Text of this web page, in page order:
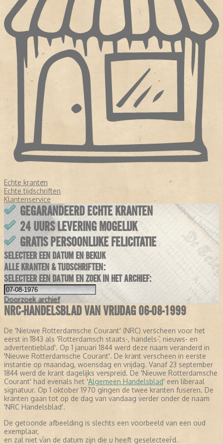
Echte kranten
Echte tijdschriften
Klantenservice
GEGARANDEERD ECHTE KRANTEN
24 UURS LEVERING MOGELIJK
GRATIS PERSOONLIJKE FELICITATIE
SELECTEER EEN DATUM EN BEKIJK
ALLE KRANTEN & TIJDSCHRIFTEN:
SELECTEER EEN DATUM EN ZOEK IN HET ARCHIEF:
Doorzoek archief
NRC-HANDELSBLAD VAN VRIJDAG 06-08-1999
De 'Nieuwe Rotterdamsche Courant' (NRC) verscheen voor het
eerst in 1843 als 'Rotterdamsch staats-, handels-, nieuws- en
advertentieblad'. Op 1 januari 1844 werd deze naam veranderd in
'Nieuwe Rotterdamsche Courant'. De krant verscheen in eerste
instantie op maandag, woensdag en vrijdag. Vanaf 23 september
1844 werd de krant dagelijks verspreid. De 'Nieuwe Rotterdamsche
Courant' had evenals het 'Algemeen Handelsblad' een liberaal
signatuur. Op 1 oktober 1970 gingen de twee kranten fuseren. De
kranten gaan tot op de dag van vandaag verder onder de naam
'NRC Handelsblad'.
De getoonde afbeelding is slechts een voorbeeld van een oud
exemplaar,
en zal niet van de datum zijn die u heeft geselecteerd.